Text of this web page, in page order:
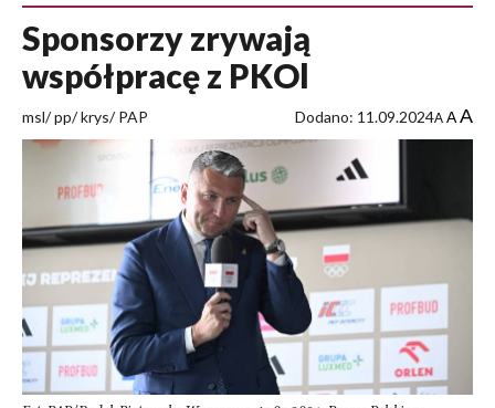
Sponsorzy zrywają
współpracę z PKOl
msl/ pp/ krys/ PAP Dodano: 11.09.2024A AA